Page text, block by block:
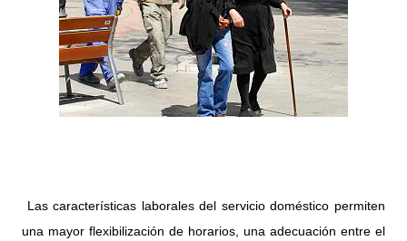
Las características laborales del servicio doméstico permiten
una mayor flexibilización de horarios, una adecuación entre el